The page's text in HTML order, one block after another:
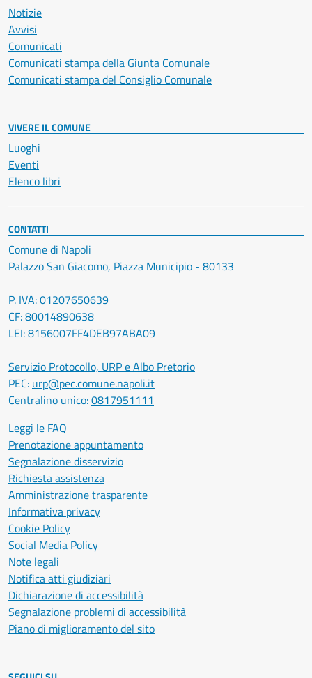
Notizie
Avvisi
Comunicati
Comunicati stampa della Giunta Comunale
Comunicati stampa del Consiglio Comunale
VIVERE IL COMUNE
Luoghi
Eventi
Elenco libri
CONTATTI
Comune di Napoli
Palazzo San Giacomo, Piazza Municipio - 80133
P. IVA: 01207650639
CF: 80014890638
LEI: 8156007FF4DEB97ABA09
Servizio Protocollo, URP e Albo Pretorio
PEC: urp@pec.comune.napoli.it
Centralino unico:0817951111
Leggi le FAQ
Prenotazione appuntamento
Segnalazione disservizio
Richiesta assistenza
Amministrazione trasparente
Informativa privacy
Cookie Policy
Social Media Policy
Note legali
Notifica atti giudiziari
Dichiarazione di accessibilità
Segnalazione problemi di accessibilità
Piano di miglioramento del sito